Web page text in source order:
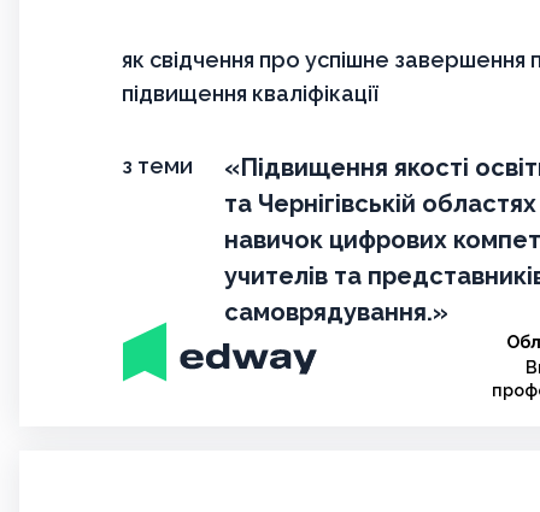
як свідчення про успішне завершення
підвищення кваліфікації
з теми
«Підвищення якості
та Чернігівській
навичок цифрових
учителів та
самоврядування.»